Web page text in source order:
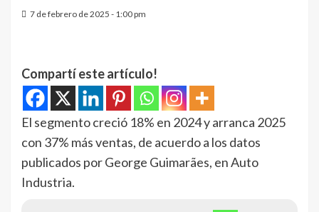
7 de febrero de 2025 - 1:00 pm
Compartí este artículo!
El segmento creció 18% en 2024 y arranca 2025
con 37% más ventas, de acuerdo a los datos
publicados por George Guimarães, en Auto
Industria.